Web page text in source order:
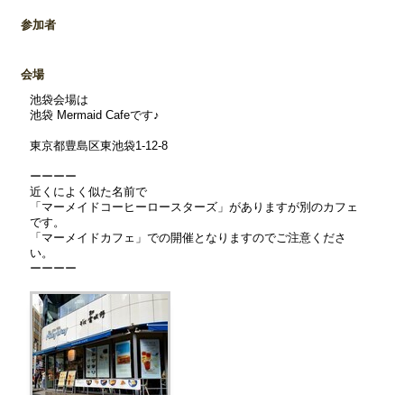
参加者
会場
池袋会場は
池袋 Mermaid Cafeです♪
東京都豊島区東池袋1-12-8
ーーーー
近くによく似た名前で
「マーメイドコーヒーロースターズ」がありますが別のカフェ
です。
「マーメイドカフェ」での開催となりますのでご注意くださ
い。
ーーーー